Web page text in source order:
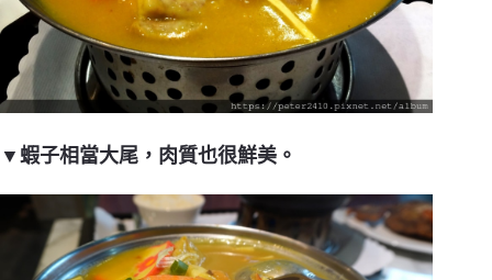
▼蝦子相當大尾，肉質也很鮮美。